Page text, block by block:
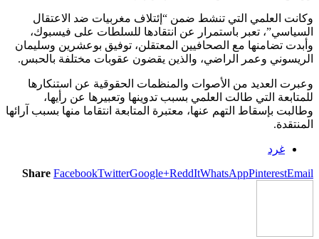
وكانت العلمي التي تنشط ضمن “إئتلاف مغربيات ضد الاعتقال
السياسي”، تعبر باستمرار عن انتقادها للسلطات على فيسبوك،
وأبدت تضامنها مع الصحافيين المعتقلن، توفيق بوعشرين وسليمان
الريسوني وعمر الراضي، والذين يقضون عقوبات مختلفة بالحبس.
وعبرت العديد من الأصوات والمنظمات الحقوقية عن استنكارها
للمتابعة التي طالت العلمي بسبب تدوينها وتعبيرها عن رأيها،
وطالبت بإسقاط التهم عنها، معتبرة المتابعة انتقاما منها بسبب آرائها
المنتقدة.
غرد
Share FacebookTwitterGoogle+ReddItWhatsAppPinterestEmail